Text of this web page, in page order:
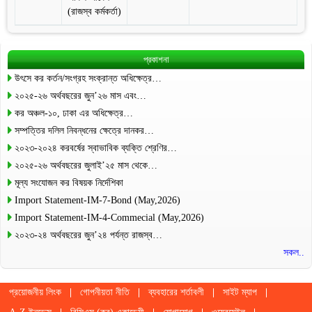
(রাজস্ব কর্মকর্তা)
প্রকাশনা
উৎসে কর কর্তন/সংগ্রহ সংক্রান্ত অধিক্ষেত্র…
২০২৫-২৬ অর্থবছরের জুন’২৬ মাস এবং…
কর অঞ্চল-১০, ঢাকা এর অধিক্ষেত্র…
সম্পত্তির দলিল নিবন্ধনের ক্ষেত্রে দানকর…
২০২৩-২০২৪ করবর্ষের স্বাভাবিক ব্যক্তি শ্রেণির…
২০২৫-২৬ অর্থবছরের জুলাই’২৫ মাস থেকে…
মূল্য সংযোজন কর বিষয়ক নির্দেশিকা
Import Statement-IM-7-Bond (May,2026)
Import Statement-IM-4-Commecial (May,2026)
২০২৩-২৪ অর্থবছরের জুন’২৪ পর্যন্ত রাজস্ব…
সকল..
প্রয়োজনীয় লিংক গোপনীয়তা নীতি ব্যবহারের শর্তাবলী
সাইট ম্যাপ